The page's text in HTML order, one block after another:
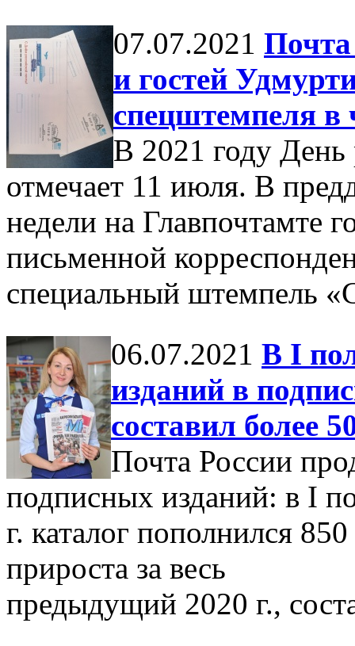
07.07.2021
и гостей
спецштемпеля в
В 2021 году День
отмечает 11 июля. В
недели на Главпочтамте
письменной
специальный штемпель
06.07.2021 В I
изданий в
составил более
Почта России
подписных изданий: в I
г. каталог пополнился
прироста за весь
предыдущий 2020 г.,